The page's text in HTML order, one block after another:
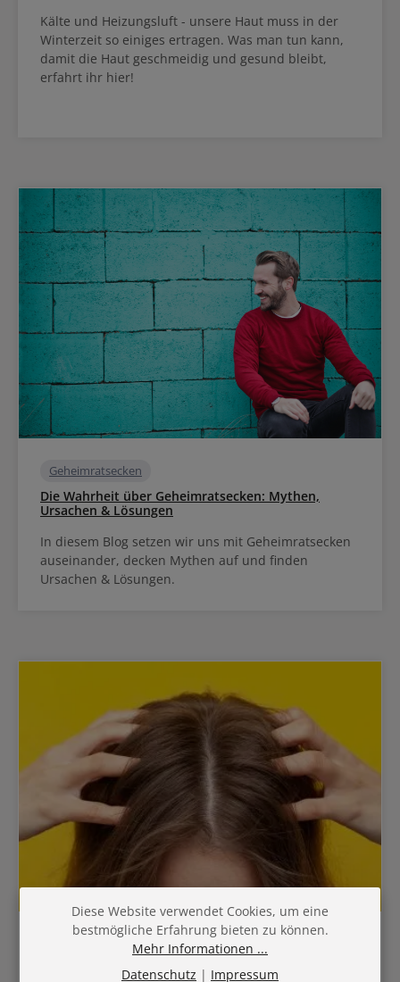
Kälte und Heizungsluft - unsere Haut muss in der
Winterzeit so einiges ertragen. Was man tun kann,
damit die Haut geschmeidig und gesund bleibt,
erfahrt ihr hier!
Geheimratsecken
Die Wahrheit über Geheimratsecken: Mythen,
Ursachen & Lösungen
In diesem Blog setzen wir uns mit Geheimratsecken
auseinander, decken Mythen auf und finden
Ursachen & Lösungen.
kopfhaut peeling
Kopfhautpeeling: Warum du es verwenden solltest
Diese Website verwendet Cookies, um eine
bestmögliche Erfahrung bieten zu können.
Mehr Informationen ...
Datenschutz | Impressum